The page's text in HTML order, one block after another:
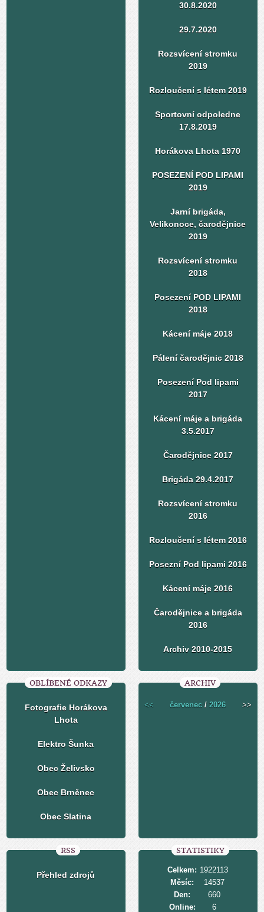
30.8.2020
29.7.2020
Rozsvícení stromku
2019
Rozloučení s létem 2019
Sportovní odpoledne
17.8.2019
Horákova Lhota 1970
POSEZENÍ POD LIPAMI
2019
Jarní brigáda,
Velikonoce, čarodějnice
2019
Rozsvícení stromku
2018
Posezení POD LIPAMI
2018
Kácení máje 2018
Pálení čarodějnic 2018
Posezení Pod lipami
2017
Kácení máje a brigáda
3.5.2017
Čarodějnice 2017
Brigáda 29.4.2017
Rozsvícení stromku
2016
Rozloučení s létem 2016
Posezní Pod lipami 2016
Kácení máje 2016
Čarodějnice a brigáda
2016
Archiv 2010-2015
OBLÍBENÉ ODKAZY
Fotografie Horákova
Lhota
Elektro Šunka
Obec Želivsko
Obec Brněnec
Obec Slatina
ARCHIV
<< červenec /2026 >>
RSS
Přehled zdrojů
STATISTIKY
Online: 6
Celkem: 1922113
Měsíc:
14537
Den:
660